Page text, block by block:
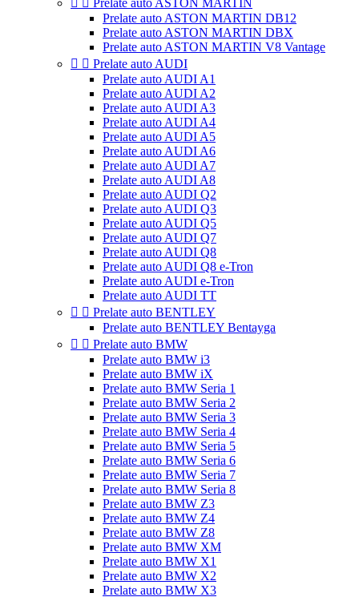
  Prelate auto ASTON MARTIN
Prelate auto ASTON MARTIN DB12
Prelate auto ASTON MARTIN DBX
Prelate auto ASTON MARTIN V8 Vantage
  Prelate auto AUDI
Prelate auto AUDI A1
Prelate auto AUDI A2
Prelate auto AUDI A3
Prelate auto AUDI A4
Prelate auto AUDI A5
Prelate auto AUDI A6
Prelate auto AUDI A7
Prelate auto AUDI A8
Prelate auto AUDI Q2
Prelate auto AUDI Q3
Prelate auto AUDI Q5
Prelate auto AUDI Q7
Prelate auto AUDI Q8
Prelate auto AUDI Q8 e-Tron
Prelate auto AUDI e-Tron
Prelate auto AUDI TT
  Prelate auto BENTLEY
Prelate auto BENTLEY Bentayga
  Prelate auto BMW
Prelate auto BMW i3
Prelate auto BMW iX
Prelate auto BMW Seria 1
Prelate auto BMW Seria 2
Prelate auto BMW Seria 3
Prelate auto BMW Seria 4
Prelate auto BMW Seria 5
Prelate auto BMW Seria 6
Prelate auto BMW Seria 7
Prelate auto BMW Seria 8
Prelate auto BMW Z3
Prelate auto BMW Z4
Prelate auto BMW Z8
Prelate auto BMW XM
Prelate auto BMW X1
Prelate auto BMW X2
Prelate auto BMW X3